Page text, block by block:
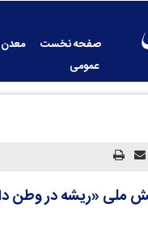
صفحه نخست معدن
عمومی
ملی «ریشه در وطن